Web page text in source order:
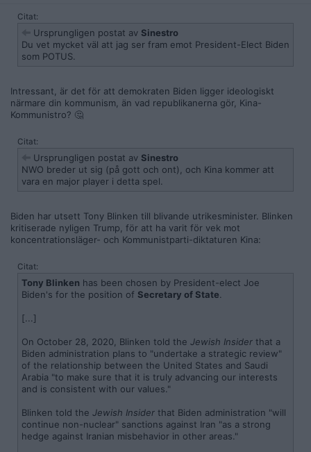
Citat:
Ursprungligen postat av Sinestro
Du vet mycket väl att jag ser fram emot President-Elect Biden
som POTUS.
Intressant, är det för att demokraten Biden ligger ideologiskt
närmare din kommunism, än vad republikanerna gör, Kina-
Kommunistro? 🤔
Citat:
Ursprungligen postat av Sinestro
NWO breder ut sig (på gott och ont), och Kina kommer att
vara en major player i detta spel.
Biden har utsett Tony Blinken till blivande utrikesminister. Blinken
kritiserade nyligen Trump, för att ha varit för vek mot
koncentrationsläger- och Kommunistparti-diktaturen Kina:
Citat:
Tony Blinken has been chosen by President-elect Joe
Biden's for the position of Secretary of State
[...]
On October 28, 2020, Blinken told the Jewish Insider that a
Biden administration plans to "undertake a strategic review"
of the relationship between the United States and Saudi
Arabia "to make sure that it is truly advancing our interests
and is consistent with our values."
Blinken told the Jewish Insider that Biden administration "will
continue non-nuclear" sanctions against Iran "as a strong
hedge against Iranian misbehavior in other areas."